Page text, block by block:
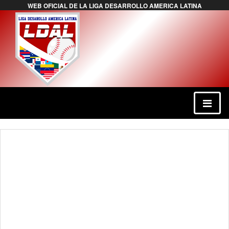
WEB OFICIAL DE LA LIGA DESARROLLO AMERICA LATINA